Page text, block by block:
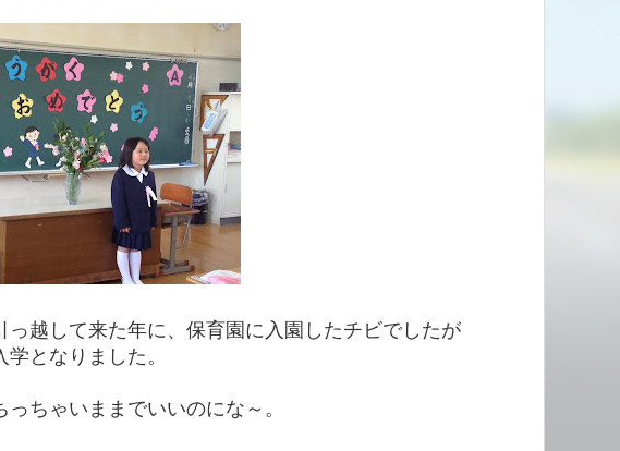
っ越して来た年に、保育園に入園したチビでしたが
学となりました。
っちゃいままでいいのにな～。